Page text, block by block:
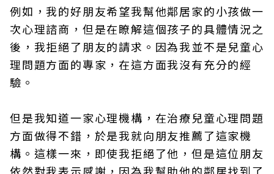
例如，我的好朋友希望我幫他鄰居家的小孩做一
次心理諮商，但是在瞭解這個孩子的具體情況之
後，我拒絕了朋友的請求。因為我並不是兒童心
理問題方面的專家，在這方面我沒有充分的經
驗。
但是我知道一家心理機構，在治療兒童心理問題
方面做得不錯，於是我就向朋友推薦了這家機
構。這樣一來，即使我拒絕了他，但是這位朋友